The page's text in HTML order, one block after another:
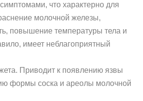
что характерно для
молочной железы,
повышение температуры тела и
имеет неблагоприятный
Приводит к появлению язвы
формы соска и ареолы молочной